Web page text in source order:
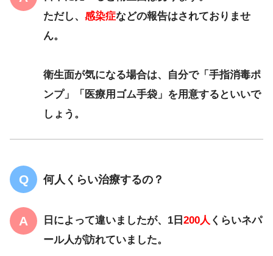
ただし、 感染症などの報告はされておりませ
ん。
衛生面が気になる場合は、自分で「手指消毒ポ
ンプ」「医療用ゴム手袋」を用意するといいで
しょう。
何人くらい治療するの？
日によって違いましたが、1日 200人 くらいネパ
ール人が訪れていました。